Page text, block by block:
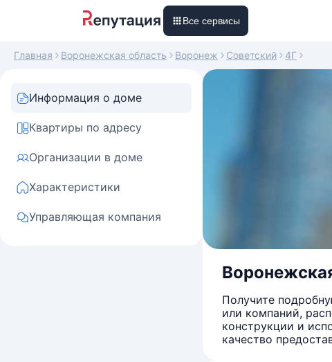
Все сервисы
Главная Воронежская область Воронеж Советский 4Г
Информация о доме
Квартиры по адресу
Организации в доме
Характеристики
Управляющая компания
Получите
или компаний,
конструкции и
качество